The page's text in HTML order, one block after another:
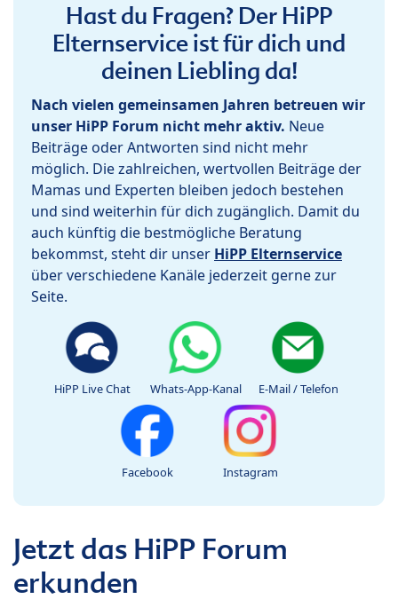
Hast du Fragen? Der HiPP
Elternservice ist für dich und
deinen Liebling da!
Nach vielen gemeinsamen Jahren betreuen wir
unser HiPP Forum nicht mehr aktiv. Neue
Beiträge oder Antworten sind nicht mehr
möglich. Die zahlreichen, wertvollen Beiträge der
Mamas und Experten bleiben jedoch bestehen
und sind weiterhin für dich zugänglich. Damit du
auch künftig die bestmögliche Beratung
bekommst, steht dir unser HiPP Elternservice
über verschiedene Kanäle jederzeit gerne zur
Seite.
HiPP Live Chat Whats-App-Kanal E-Mail / Telefon
Facebook Instagram
Jetzt das HiPP Forum
erkunden